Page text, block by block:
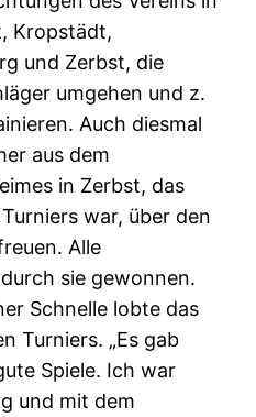
Kropstädt,
und Zerbst, die
umgehen und z.
Auch diesmal
aus dem
in Zerbst, das
war, über den
Alle
sie gewonnen.
Schnelle lobte das
Turniers. „Es gab
Spiele. Ich war
und mit dem